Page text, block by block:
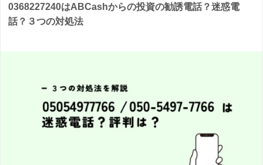
0368227240はABCashからの投資の勧誘電話？迷惑電
話？３つの対処法